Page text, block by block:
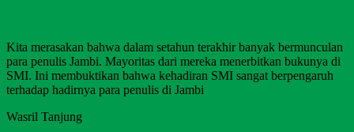
Kita merasakan bahwa dalam setahun terakhir banyak bermunculan
para penulis Jambi. Mayoritas dari mereka menerbitkan bukunya di
SMI. Ini membuktikan bahwa kehadiran SMI sangat berpengaruh
terhadap hadirnya para penulis di Jambi
Wasril Tanjung